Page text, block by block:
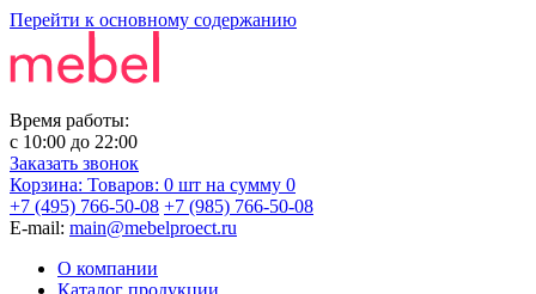
Перейти к основному содержанию
Время работы:
с 10:00 до 22:00
Заказать звонок
Корзина: Товаров: 0 шт на сумму 0
+7 (495) 766-50-08 +7 (985) 766-50-08
E-mail: main@mebelproect.ru
О компании
Каталог продукции